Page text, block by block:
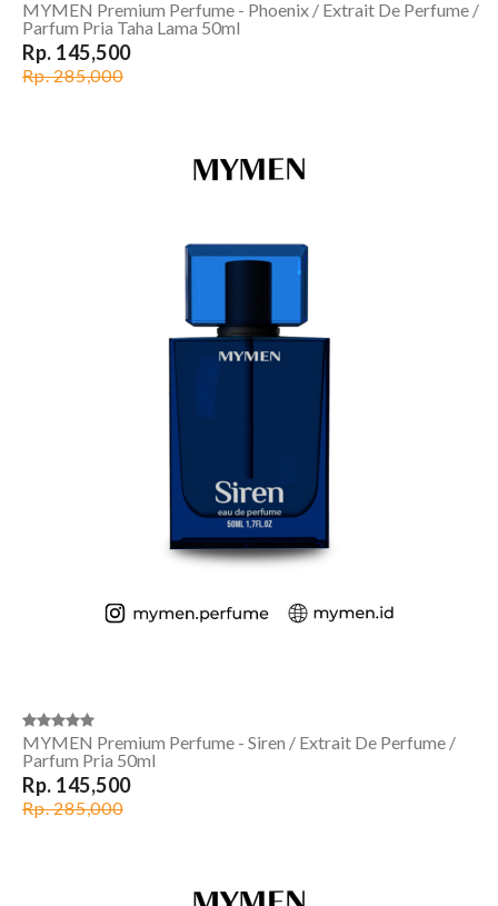
MYMEN Premium Perfume - Phoenix / Extrait De Perfume /
Parfum Pria Taha Lama 50ml
Rp. 145,500
Rp. 285,000
MYMEN Premium Perfume - Siren / Extrait De Perfume /
Parfum Pria 50ml
Rp. 145,500
Rp. 285,000